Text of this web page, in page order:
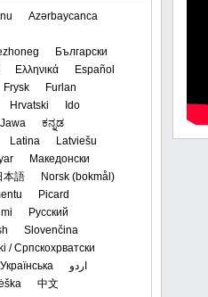
Azərbaycanca
Български
Ελληνικά
Español
Frysk
Furlan
Hrvatski
Ido
ಕನ್ನಡ
Latina
Latviešu
Македонски
本語
‪Norsk (bokmål)‬
Picard
Русский
Slovenčina
/ Српскохрватски
Українська
اردو
中文